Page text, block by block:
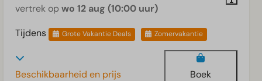
vertrek op wo 12 aug (10:00 uur)
Tijdens
Grote Vakantie Deals Zomervakantie
Beschikbaarheid en prijs Boek